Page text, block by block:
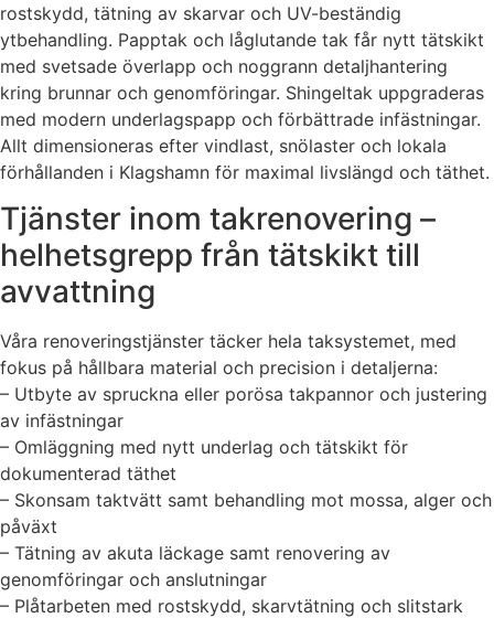
rostskydd, tätning av skarvar och UV-beständig
ytbehandling. Papptak och låglutande tak får nytt tätskikt
med svetsade överlapp och noggrann detaljhantering
kring brunnar och genomföringar. Shingeltak uppgraderas
med modern underlagspapp och förbättrade infästningar.
Allt dimensioneras efter vindlast, snölaster och lokala
förhållanden i Klagshamn för maximal livslängd och täthet.
Tjänster inom takrenovering –
helhetsgrepp från tätskikt till
avvattning
Våra renoveringstjänster täcker hela taksystemet, med
fokus på hållbara material och precision i detaljerna:
– Utbyte av spruckna eller porösa takpannor och justering
av infästningar
– Omläggning med nytt underlag och tätskikt för
dokumenterad täthet
– Skonsam taktvätt samt behandling mot mossa, alger och
påväxt
– Tätning av akuta läckage samt renovering av
genomföringar och anslutningar
– Plåtarbeten med rostskydd, skarvtätning och slitstark